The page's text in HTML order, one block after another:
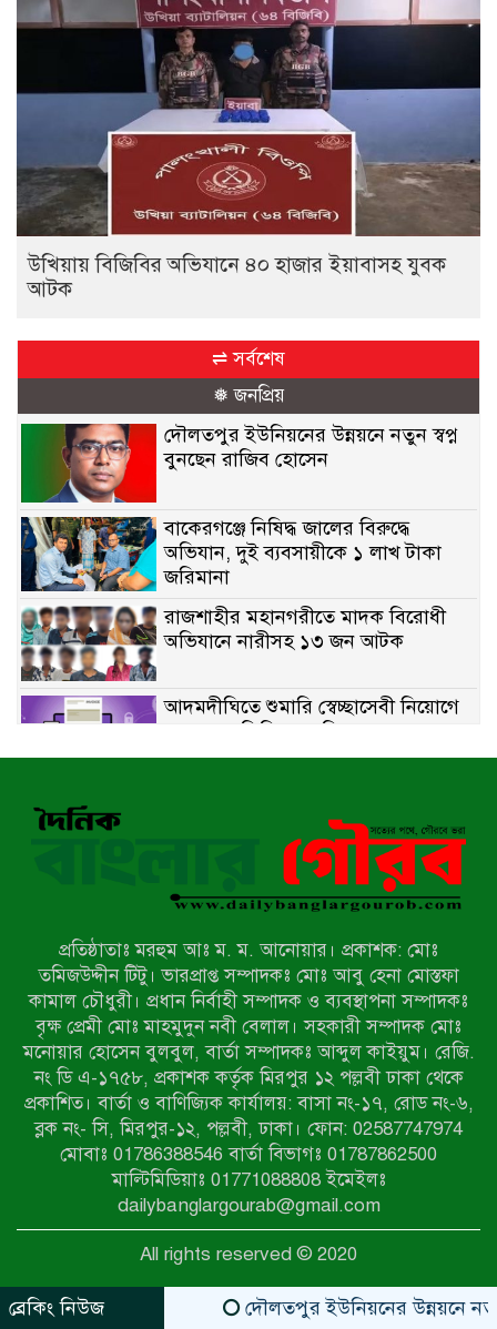
উখিয়ায় বিজিবির অভিযানে ৪০ হাজার ইয়াবাসহ যুবক
আটক
⇌ সর্বশেষ
❅ জনপ্রিয়
দৌলতপুর ইউনিয়নের উন্নয়নে নতুন স্বপ্ন
বুনছেন রাজিব হোসেন
বাকেরগঞ্জে নিষিদ্ধ জালের বিরুদ্ধে
অভিযান, দুই ব্যবসায়ীকে ১ লাখ টাকা
জরিমানা
রাজশাহীর মহানগরীতে মাদক বিরোধী
অভিযানে নারীসহ ১৩ জন আটক
আদমদীঘিতে শুমারি স্বেচ্ছাসেবী নিয়োগে
যোগ্যতার ভিত্তিতে তালিকা প্রকাশ;
নির্বাচিতদের আ.লীগ ট্যাগে প্রচারণা
নেওয়ার হুমকি দিলেন দোড়া মাদরাসার
পরিচয় দেওয়া সভাপতি
উখিয়ায় বিজিবির অভিযানে ৪০ হাজার
ইয়াবাসহ যুবক আটক
পোরশায় ৭ মাসে ১৯ জনের অপমৃত্যু,
শীর্ষে আত্মহত্যা
হিন্দু বৌদ্ধ খ্রিস্টান কল্যাণ ফ্রন্টের
নীলফামারী কমিটি নিয়ে প্রশ্ন, প্রতিবাদে
সদস্য সচিব
দরিয়ানগরে প্যারাসেইলিং দুর্ঘটনায় পর্যটক
নিহত: হত্যা মামলার প্রধান আসামি ঢাকায়
র‌্যাবের জালে
আদাচাকী দক্ষিণপাড়া ফ্রেন্ডস ক্লাবের
আয়োজনে ফুটবল টুর্নামেন্টের ফাইনাল
অনুষ্ঠিত
প্রতিষ্ঠাতাঃ মরহুম আঃ ম. ম. আনোয়ার। প্রকাশক: মোঃ
তমিজউদ্দীন টিটু। ভারপ্রাপ্ত সম্পাদকঃ মোঃ আবু হেনা মোস্তফা
কামাল চৌধুরী। প্রধান নির্বাহী সম্পাদক ও ব্যবস্থাপনা সম্পাদকঃ
বৃক্ষ প্রেমী মোঃ মাহমুদুন নবী বেলাল। সহকারী সম্পাদক মোঃ
মনোয়ার হোসেন বুলবুল, বার্তা সম্পাদকঃ আব্দুল কাইয়ুম। রেজি.
নং ডি এ-১৭৫৮, প্রকাশক কর্তৃক মিরপুর ১২ পল্লবী ঢাকা থেকে
প্রকাশিত। বার্তা ও বাণিজ্যিক কার্যালয়: বাসা নং-১৭, রোড নং-৬,
ব্লক নং- সি, মিরপুর-১২, পল্লবী, ঢাকা। ফোন: 02587747974
মোবাঃ 01786388546 বার্তা বিভাগঃ 01787862500
মাল্টিমিডিয়াঃ 01771088808 ইমেইলঃ
dailybanglargourab@gmail.com
All rights reserved © 2020
ব্রেকিং নিউজ দৌলতপুর ইউনিয়নের উন্নয়নে নতুন